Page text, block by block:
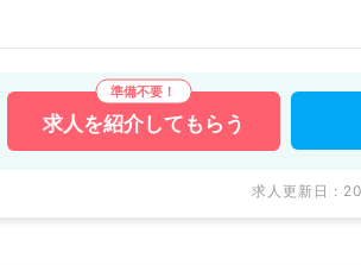
求人を紹介してもらう
求人更新日 :